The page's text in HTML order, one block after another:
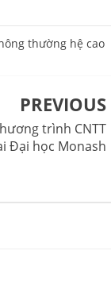
thường hệ cao
PREVIOUS
trình CNTT
Đại học Monash